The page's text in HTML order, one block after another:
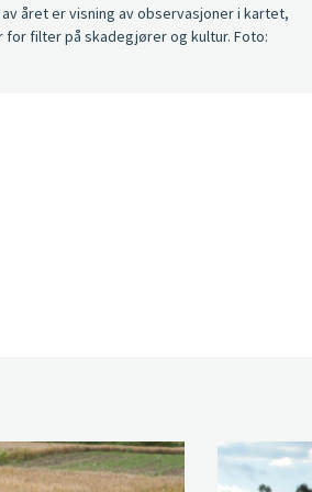
året er visning av observasjoner i kartet,
for filter på skadegjører og kultur. Foto: